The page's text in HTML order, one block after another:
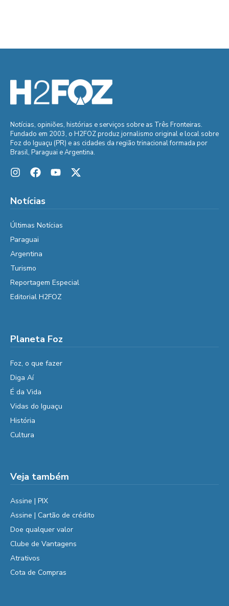
Notícias, opiniões, histórias e serviços sobre as Três Fronteiras.
Fundado em 2003, o H2FOZ produz jornalismo original e local sobre
Foz do Iguaçu (PR) e as cidades da região trinacional formada por
Brasil, Paraguai e Argentina.
Notícias
Últimas Notícias
Paraguai
Argentina
Turismo
Reportagem Especial
Editorial H2FOZ
Planeta Foz
Foz, o que fazer
Diga Aí
É da Vida
Vidas do Iguaçu
História
Cultura
Veja também
Assine | PIX
Assine | Cartão de crédito
Doe qualquer valor
Clube de Vantagens
Atrativos
Cota de Compras